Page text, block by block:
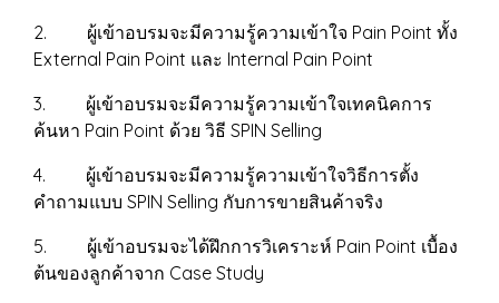
2. ผู้เข้าอบรมจะมีความรู้ความเข้าใจ Pain Point ทั้ง
External Pain Point และ Internal Pain Point
3. ผู้เข้าอบรมจะมีความรู้ความเข้าใจเทคนิคการ
ค้นหา Pain Point ด้วย วิธี SPIN Selling
4. ผู้เข้าอบรมจะมีความรู้ความเข้าใจวิธีการตั้ง
คำถามแบบ SPIN Selling กับการขายสินค้าจริง
5. ผู้เข้าอบรมจะได้ฝึกการวิเคราะห์ Pain Point เบื้อง
ต้นของลูกค้าจาก Case Study